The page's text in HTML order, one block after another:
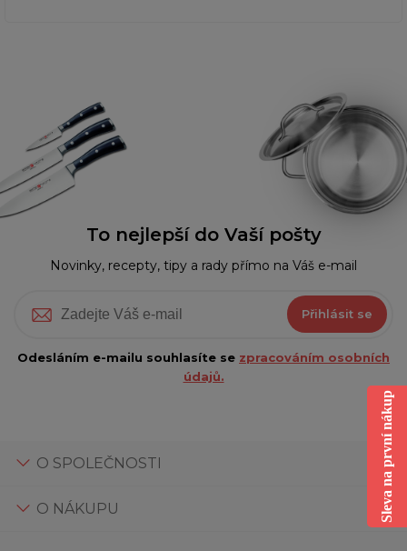
To nejlepší do Vaší pošty
Novinky, recepty, tipy a rady přímo na Váš e-mail
Přihlásit se
Odesláním e-mailu souhlasíte se zpracováním osobních
údajů.
O SPOLEČNOSTI
O NÁKUPU Sleva na první nákup